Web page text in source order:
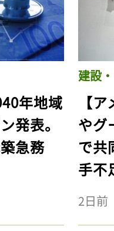
年地域
発表。
急務
建設
【
やグ
で共
手不
2日前